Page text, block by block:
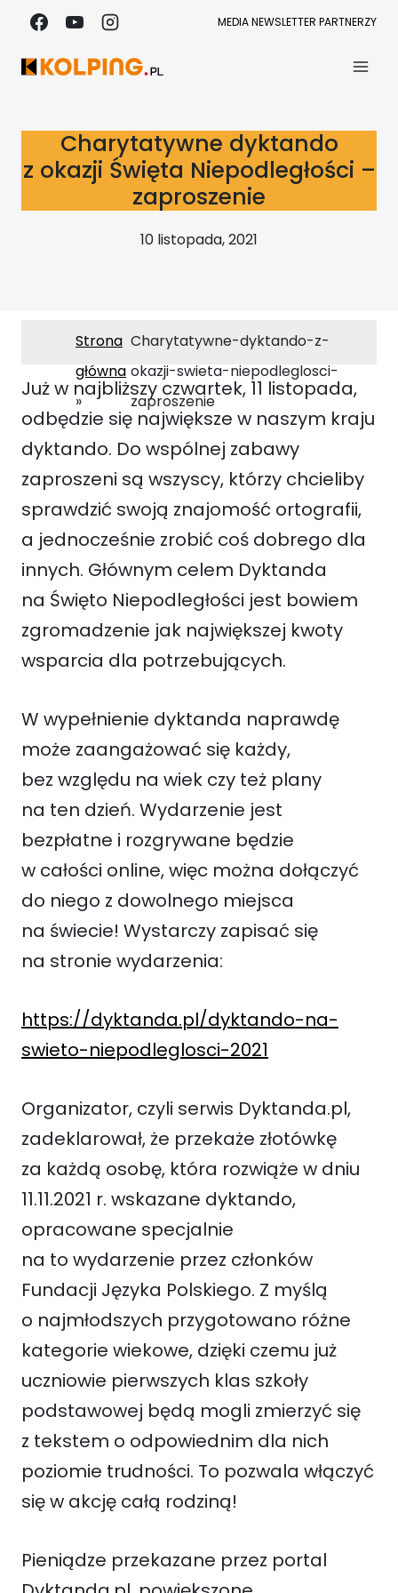
Przejdź
treści
MEDIANEWSLETTER PARTNERZY
Charytatywne dyktando
z okazji Święta Niepodległości –
zaproszenie
10 listopada, 2021
Strona
główna
Charytatywne-dyktando-z-
okazji-swieta-niepodleglosci-
zaproszenie
Już w najbliższy czwartek, 11 listopada,
odbędzie się największe w naszym kraju
dyktando. Do wspólnej zabawy
zaproszeni są wszyscy, którzy chcieliby
sprawdzić swoją znajomość ortografii,
a jednocześnie zrobić coś dobrego dla
innych. Głównym celem Dyktanda
na Święto Niepodległości jest bowiem
zgromadzenie jak największej kwoty
wsparcia dla potrzebujących.
W wypełnienie dyktanda naprawdę
może zaangażować się każdy,
bez względu na wiek czy też plany
na ten dzień. Wydarzenie jest
bezpłatne i rozgrywane będzie
w całości online, więc można dołączyć
do niego z dowolnego miejsca
na świecie! Wystarczy zapisać się
na stronie wydarzenia:
https://dyktanda.pl/dyktando-na-
swieto-niepodleglosci-2021
Organizator, czyli serwis Dyktanda.pl,
zadeklarował, że przekaże złotówkę
za każdą osobę, która rozwiąże w dniu
11.11.2021 r. wskazane dyktando,
opracowane specjalnie
na to wydarzenie przez członków
Fundacji Języka Polskiego. Z myślą
o najmłodszych przygotowano różne
kategorie wiekowe, dzięki czemu już
uczniowie pierwszych klas szkoły
podstawowej będą mogli zmierzyć się
z tekstem o odpowiednim dla nich
poziomie trudności. To pozwala włączyć
się w akcję całą rodziną!
Pieniądze przekazane przez portal